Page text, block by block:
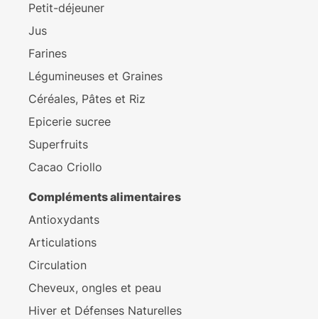
Petit-déjeuner
Jus
Farines
Légumineuses et Graines
Céréales, Pâtes et Riz
Epicerie sucree
Superfruits
Cacao Criollo
Compléments alimentaires
Antioxydants
Articulations
Circulation
Cheveux, ongles et peau
Hiver et Défenses Naturelles